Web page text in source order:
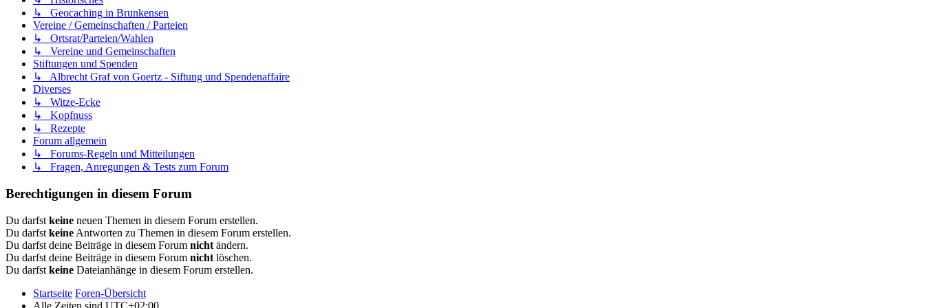
↳ Geocaching in Brunkensen
Vereine / Gemeinschaften / Parteien
↳ Ortsrat/Parteien/Wahlen
↳ Vereine und Gemeinschaften
Stiftungen und Spenden
↳ Albrecht Graf von Goertz - Siftung und Spendenaffaire
Diverses
↳ Witze-Ecke
↳ Kopfnuss
↳ Rezepte
Forum allgemein
↳ Forums-Regeln und Mitteilungen
↳ Fragen, Anregungen & Tests zum Forum
Berechtigungen in diesem Forum
Du darfst keine neuen Themen in diesem Forum erstellen.
Du darfst keine Antworten zu Themen in diesem Forum erstellen.
Du darfst deine Beiträge in diesem Forum nicht ändern.
Du darfst deine Beiträge in diesem Forum nicht löschen.
Du darfst keine Dateianhänge in diesem Forum erstellen.
Startseite Foren-Übersicht
Alle Zeiten sind UTC+02:00